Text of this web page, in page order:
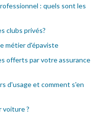
: quels sont les
clubs privés?
métier d'épaviste
offerts par votre assurance
d'usage et comment s'en
voiture ?